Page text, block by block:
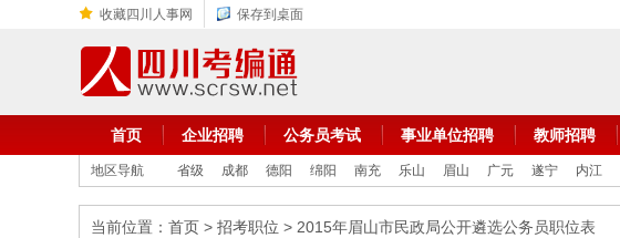
收藏四川人事网 保存到桌面
首页 企业招聘 公务员考试 事业单位招聘 教师招聘
地区导航 省级 成都 德阳 绵阳 南充 乐山 眉山 广元 遂宁 内江
当前位置： 首页 > 招考职位 > 2015年眉山市民政局公开遴选公务员职位表